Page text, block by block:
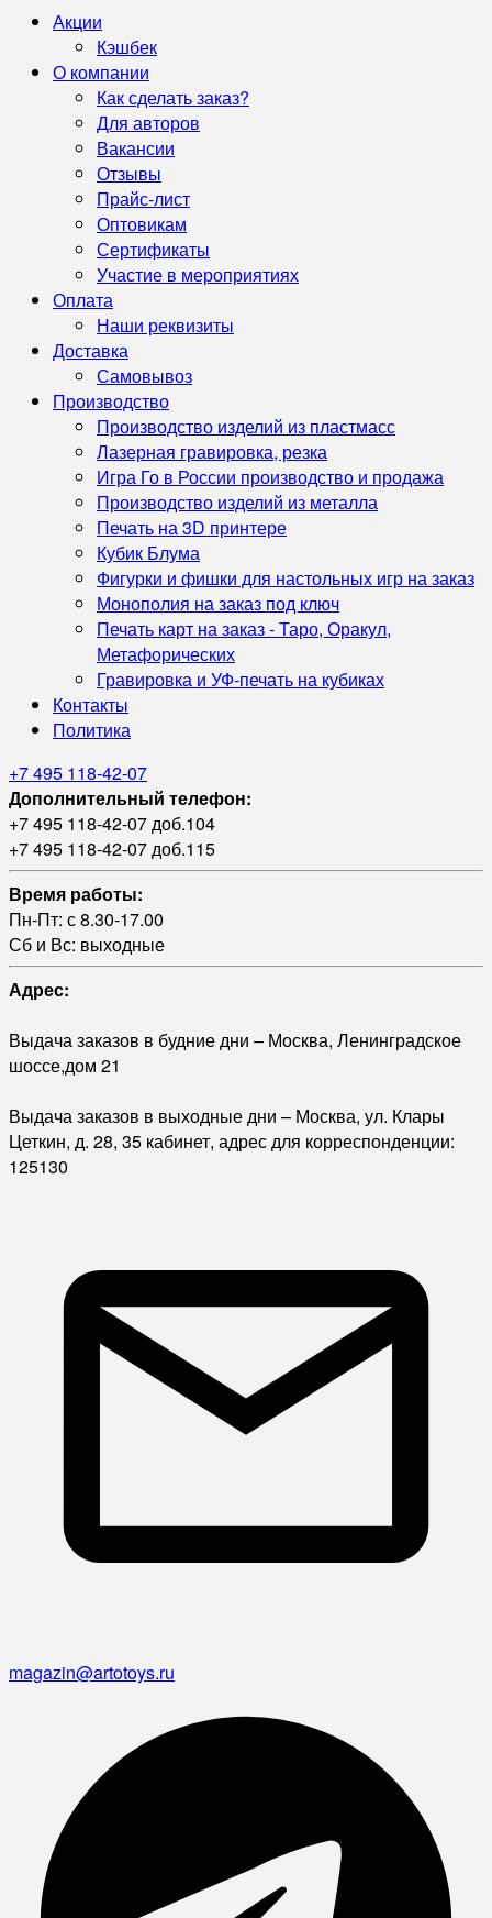
Акции
Кэшбек
О компании
Как сделать заказ?
Для авторов
Вакансии
Отзывы
Прайс-лист
Оптовикам
Сертификаты
Участие в мероприятиях
Оплата
Наши реквизиты
Доставка
Самовывоз
Производство
Производство изделий из пластмасс
Лазерная гравировка, резка
Игра Го в России производство и продажа
Производство изделий из металла
Печать на 3D принтере
Кубик Блума
Фигурки и фишки для настольных игр на заказ
Монополия на заказ под ключ
Печать карт на заказ - Таро, Оракул,
Метафорических
Гравировка и УФ‑печать на кубиках
Контакты
Политика
+7 495 118-42-07
Дополнительный телефон:
+7 495 118-42-07 доб.104
+7 495 118-42-07 доб.115
Время работы:
Пн-Пт: с 8.30-17.00
Сб и Вс: выходные
Адрес:
Выдача заказов в будние дни – Москва, Ленинградское
шоссе,дом 21
Выдача заказов в выходные дни – Москва, ул. Клары
Цеткин, д. 28, 35 кабинет, адрес для корреспонденции:
125130
magazin@artotoys.ru